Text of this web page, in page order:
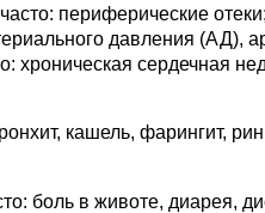
периферические
давления (АД),
сердечная
кашель, фарингит,
боль в животе, диарея,